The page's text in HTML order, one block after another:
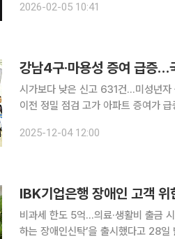
생명이 최초다. 기존 금융권의
2026-02-05 10:41
강남4구·마용성 증여 급증…
시가보다 낮은 신고 631건…미성년
이전 정밀 점검 고가 아파트 증여가 급증하자 국세청이 강남4구(강남·서초·송파·강동)와 마용성(마
워진 상황에서 매매 대신 증여로 우회
2025-12-04 12:00
IBK기업은행 장애인 고객 위
비과세 한도 5억…의료·생활비 출금 시 증여세 면제 IBK기업은행은 장
하는 장애인신탁’을 출시했다고 28일 밝혔다. 이번 상품은 상속세 및 증여세법 등